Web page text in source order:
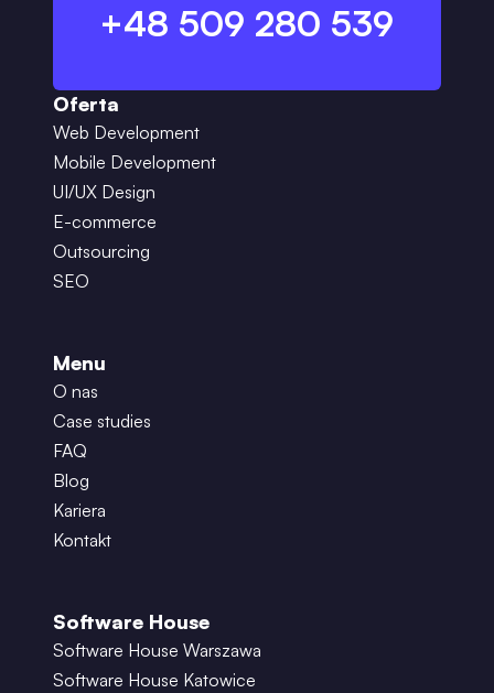
+48 509 280 539
Oferta
Web Development
Mobile Development
UI/UX Design
E-commerce
Outsourcing
SEO
Menu
O nas
Case studies
FAQ
Blog
Kariera
Kontakt
Software House
Software House Warszawa
Software House Katowice